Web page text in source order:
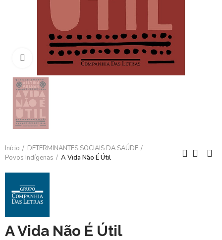
Clique para ampliar
Início
DETERMINANTES SOCIAIS DA SAÚDE
Povos Indígenas
A Vida Não É Útil
A Vida Não É Útil